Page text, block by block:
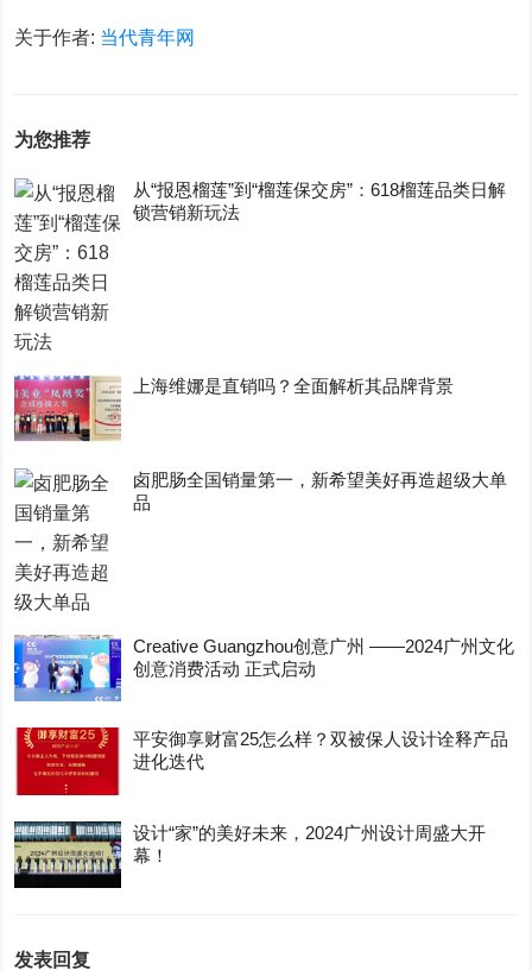
关于作者: 当代青年网
为您推荐
从“报恩榴莲”到“榴莲保交房”：618榴莲品类日解
锁营销新玩法
上海维娜是直销吗？全面解析其品牌背景
卤肥肠全国销量第一，新希望美好再造超级大单
品
Creative Guangzhou创意广州 ——2024广州文化
创意消费活动 正式启动
平安御享财富25怎么样？双被保人设计诠释产品
进化迭代
设计“家”的美好未来，2024广州设计周盛大开
幕！
发表回复